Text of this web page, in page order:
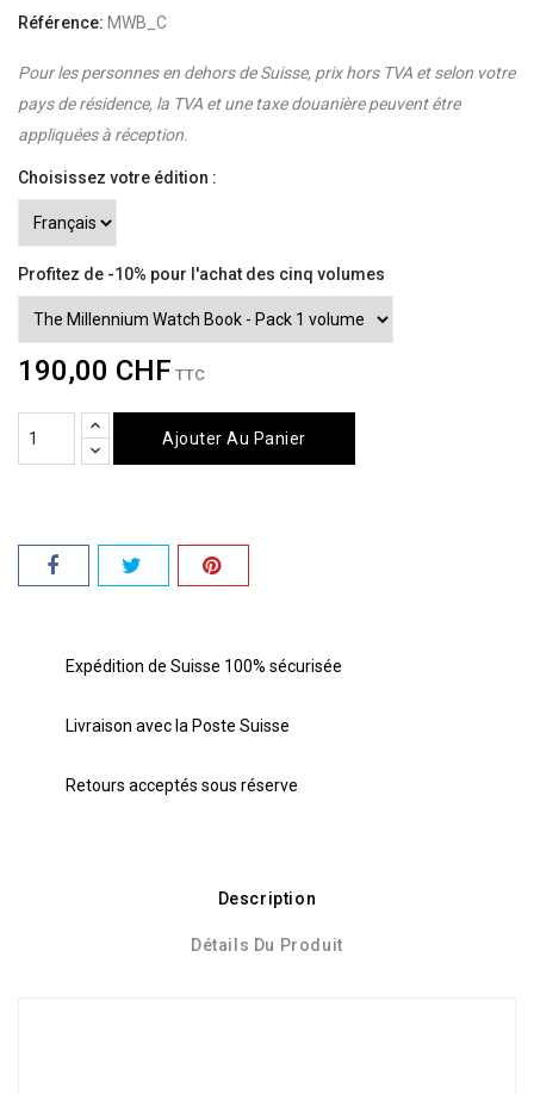
Référence: MWB_C
Pour les personnes en dehors de Suisse, prix hors TVA et selon votre
pays de résidence, la TVA et une taxe douanière peuvent être
appliquées à réception.
Choisissez votre édition :
Profitez de -10% pour l'achat des cinq volumes
190,00 CHF TTC
Ajouter Au Panier
Expédition de Suisse 100% sécurisée
Livraison avec la Poste Suisse
Retours acceptés sous réserve
Description
Détails Du Produit